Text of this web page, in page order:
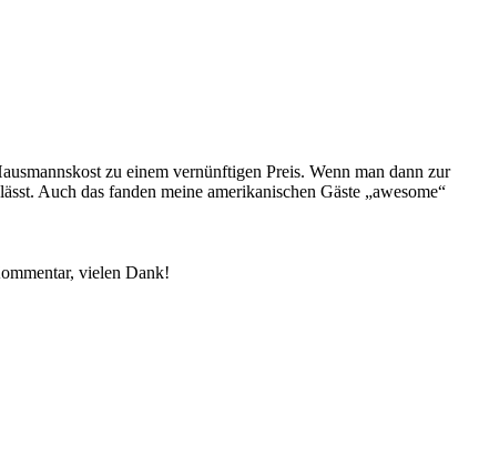
zu einem vernünftigen Preis. Wenn man dann zur
Auch das fanden meine amerikanischen Gäste „awesome“
vielen Dank!